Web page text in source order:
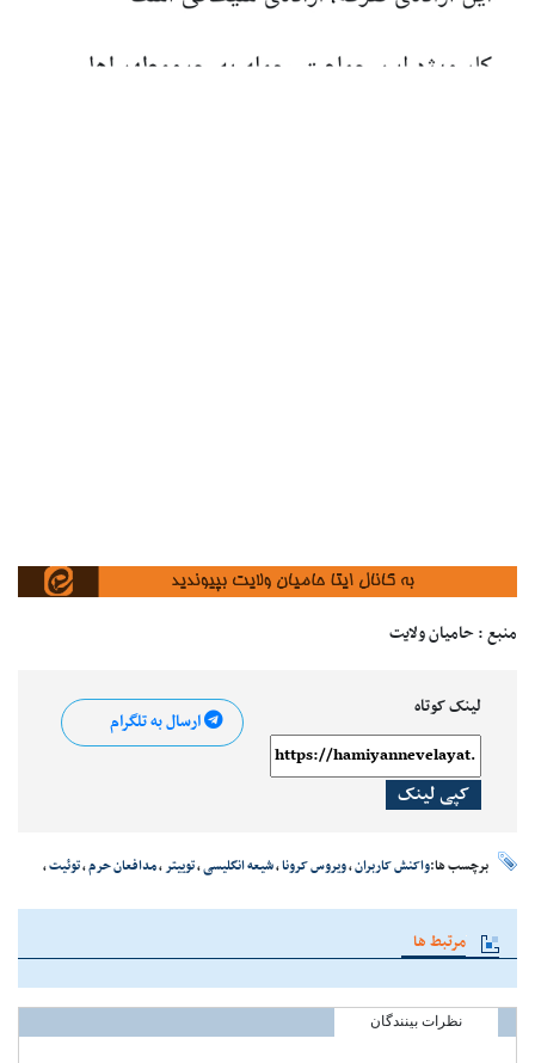
منبع : حامیان ولایت
لینک کوتاه
کپی لینک
ارسال به تلگرام
برچسب ها:واکنش کاربران،ویروس کرونا،شیعه انگلیسی،توییتر،مدافعان حرم،توئیت،
مرتبط ها
نظرات بینندگان